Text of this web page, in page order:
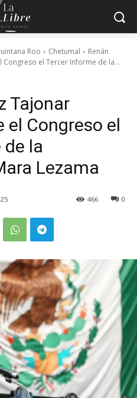
Roo Chetumal
Renán
el Tercer Informe de la...
Tajonar
el Congreso el
de la
Lezama
0
466